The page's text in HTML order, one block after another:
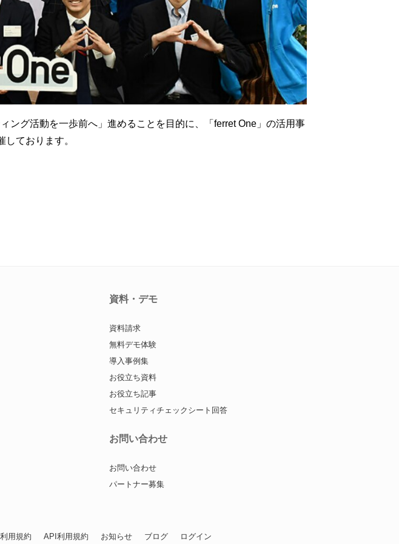
ング活動を一歩前へ」進めることを目的に、「ferret One」の活用事
ております。
資料・デモ
資料請求
無料デモ体験
導入事例集
お役立ち資料
お役立ち記事
セキュリティチェックシート回答
お問い合わせ
お問い合わせ
パートナー募集
用規約 API利用規約 お知らせ ブログ ログイン